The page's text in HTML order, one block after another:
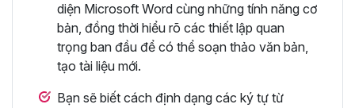
diện Microsoft Word cùng những tính năng cơ
bản, đồng thời hiểu rõ các thiết lập quan
trọng ban đầu để có thể soạn thảo văn bản,
tạo tài liệu mới.
Bạn sẽ biết cách định dạng các ký tự từ